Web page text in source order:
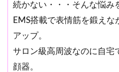
続かない・・・そんな悩み
EMS搭載で表情筋を鍛えな
アップ。
サロン級高周波なのに自宅
顔器。